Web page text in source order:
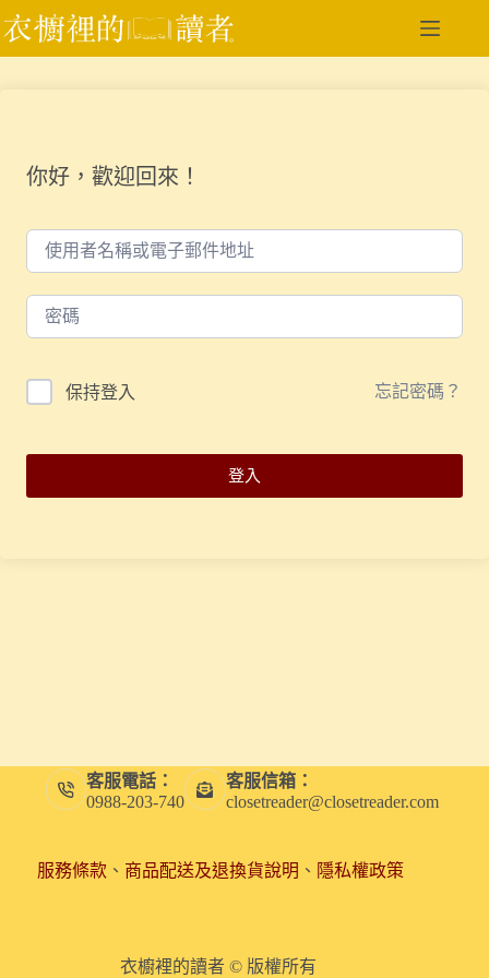
跳
至
你好，歡迎回來！
保持登入 忘記密碼？
登入
客服電話：
0988-203-740
客服信箱：
closetreader@closetreader.com
服務條款、 商品配送及退換貨說明 、 隱私權政策
衣櫥裡的讀者 © 版權所有